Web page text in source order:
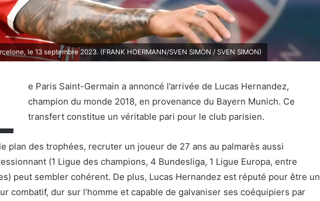
le 13 septembre 2023. (FRANK HOERMANN/SVEN SIMON / SVEN SIMON)
e Paris Saint-Germain a annoncé l’arrivée de Lucas Hernandez,
champion du monde 2018, en provenance du Bayern Munich. Ce
transfert constitue un véritable pari pour le club parisien.
plan des trophées, recruter un joueur de 27 ans au palmarès aussi
(1 Ligue des champions, 4 Bundesliga, 1 Ligue Europa, entre
peut sembler cohérent. De plus, Lucas Hernandez est réputé pour être un
combatif, dur sur l’homme et capable de galvaniser ses coéquipiers par